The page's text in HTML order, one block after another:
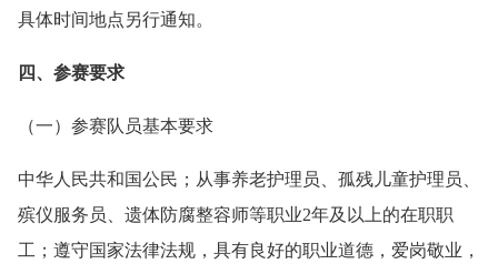
具体时间地点另行通知。
四、参赛要求
（一）参赛队员基本要求
中华人民共和国公民；从事养老护理员、孤残儿童护理员、
殡仪服务员、遗体防腐整容师等职业2年及以上的在职职
工；遵守国家法律法规，具有良好的职业道德，爱岗敬业，